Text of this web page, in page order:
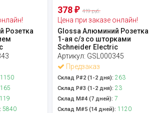
Розетка
1150
165
119
5840
378₽ 419 руб.
Цена при заказе онлайн!
Glossa Алюминий Розетка
1-ая с/з со шторками
Schneider Electric
Артикул: GSL000345
Предзаказ
Склад Р#2 (1-2 дня): 263
Склад Р#3 (1-2 дня): 23
Склад М#4 (7 дней): 7
Склад М#5 (14 дней): 1120